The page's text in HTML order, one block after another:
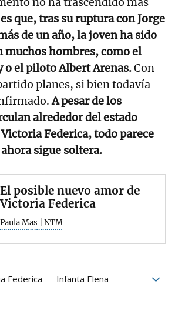
que, tras su ruptura con Jorge
de un año, la joven ha sido
muchos hombres, como el
o el piloto Albert Arenas.Con
planes, si bien todavía
A pesar de los
alrededor del estado
Federica, todo parece
sigue soltera.
El posible nuevo amor de
Victoria Federica
Paula Mas | NTM
Federica
Infanta Elena